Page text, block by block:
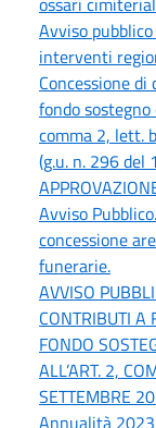
Avviso
interventi
Concessione
fondo
comma 2, lett.
(g.u. n. 296
Avviso
concessione
funerarie.
AVVISO
CONTRIBUTI A
FONDO
ALL’ART. 2,
SETTEMBRE
Annualità 2023